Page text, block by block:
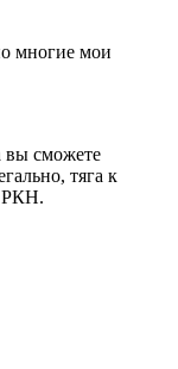
многие мои
вы сможете
тяга к
РКН.